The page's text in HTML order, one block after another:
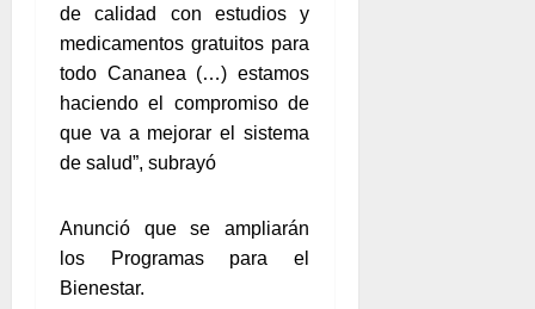
de calidad con estudios y
medicamentos gratuitos para
todo Cananea (…) estamos
haciendo el compromiso de
que va a mejorar el sistema
de salud”, subrayó
Anunció que se ampliarán
los Programas para el
Bienestar.